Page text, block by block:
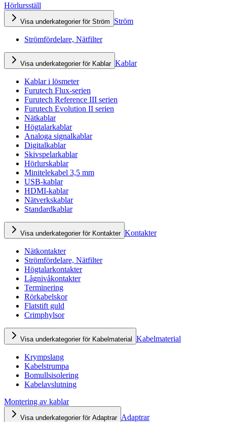
Hörlursställ
Visa underkategorier för Ström Ström
Strömfördelare, Nätfilter
Visa underkategorier för Kablar Kablar
Kablar i lösmeter
Furutech Flux-serien
Furutech Reference III serien
Furutech Evolution II serien
Nätkablar
Högtalarkablar
Analoga signalkablar
Digitalkablar
Skivspelarkablar
Hörlurskablar
Minitelekabel 3,5 mm
USB-kablar
HDMI-kablar
Nätverkskablar
Standardkablar
Visa underkategorier för Kontakter Kontakter
Nätkontakter
Strömfördelare, Nätfilter
Högtalarkontakter
Lågnivåkontakter
Terminering
Rörkabelskor
Flatstift guld
Crimphylsor
Visa underkategorier för Kabelmaterial Kabelmaterial
Krympslang
Kabelstrumpa
Bomullsisolering
Kabelavslutning
Montering av kablar
Visa underkategorier för Adaptrar Adaptrar